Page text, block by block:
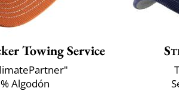
Towing Service
Algodón